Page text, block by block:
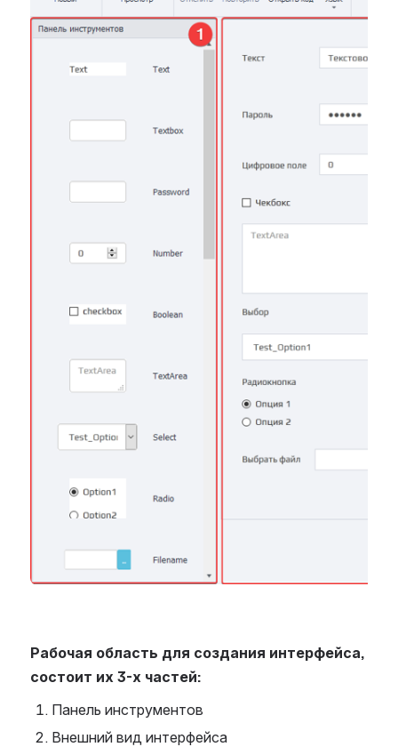
Рабочая область для создания интерфейса,
состоит их 3-х частей:
Панель инструментов
Внешний вид интерфейса